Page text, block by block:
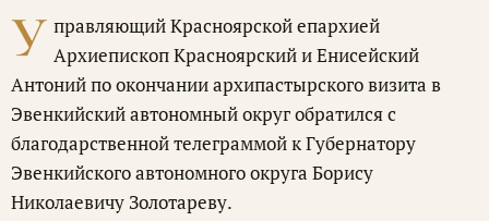
У правляющий Красноярской епархией
Архиепископ Красноярский и Енисейский
Антоний по окончании архипастырского визита в
Эвенкийский автономный округ обратился с
благодарственной телеграммой к Губернатору
Эвенкийского автономного округа Борису
Николаевичу Золотареву.